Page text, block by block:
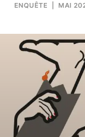
ENQUÊTE | MAI